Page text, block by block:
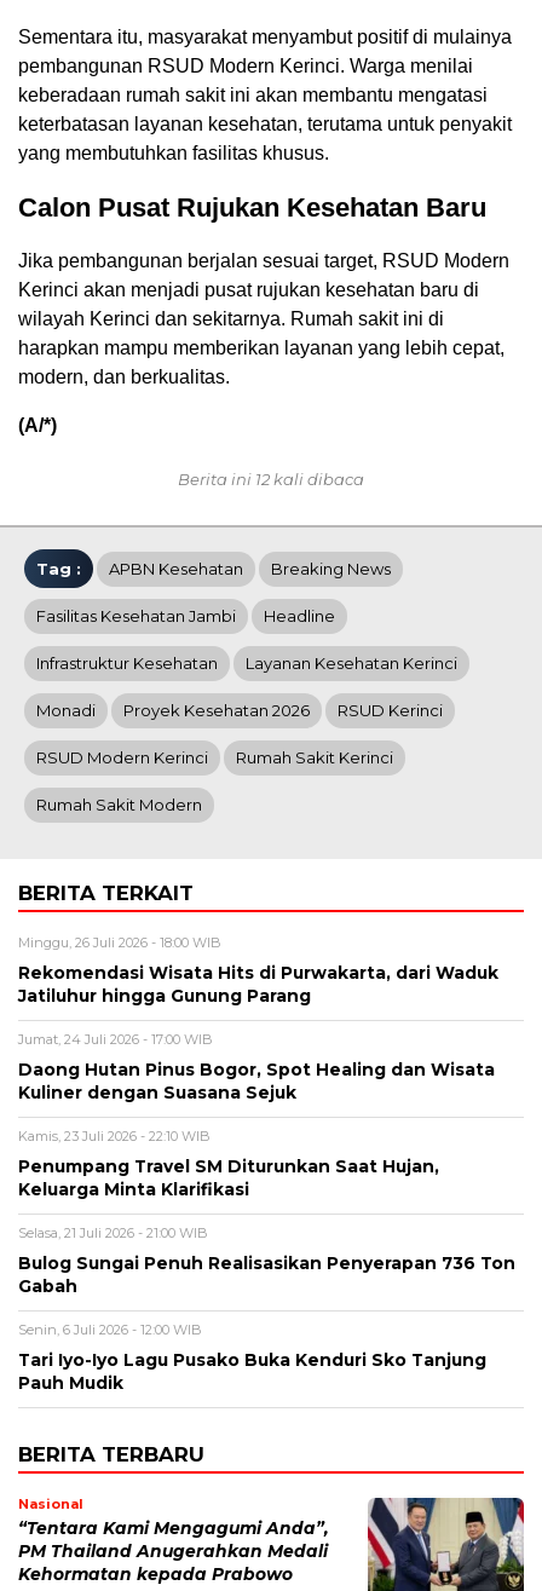
Sementara itu, masyarakat menyambut positif di mulainya
pembangunan RSUD Modern Kerinci. Warga menilai
keberadaan rumah sakit ini akan membantu mengatasi
keterbatasan layanan kesehatan, terutama untuk penyakit
yang membutuhkan fasilitas khusus.
Calon Pusat Rujukan Kesehatan Baru
Jika pembangunan berjalan sesuai target, RSUD Modern
Kerinci akan menjadi pusat rujukan kesehatan baru di
wilayah Kerinci dan sekitarnya. Rumah sakit ini di
harapkan mampu memberikan layanan yang lebih cepat,
modern, dan berkualitas.
(A/*)
Berita ini 12 kali dibaca
Tag : APBN Kesehatan Breaking News
Fasilitas Kesehatan Jambi Headline
Infrastruktur Kesehatan Layanan Kesehatan Kerinci
Monadi Proyek Kesehatan 2026 RSUD Kerinci
RSUD Modern Kerinci Rumah Sakit Kerinci
Rumah Sakit Modern
BERITA TERKAIT
Minggu, 26 Juli 2026 - 18:00 WIB
Rekomendasi Wisata Hits di Purwakarta, dari Waduk
Jatiluhur hingga Gunung Parang
Jumat, 24 Juli 2026 - 17:00 WIB
Daong Hutan Pinus Bogor, Spot Healing dan Wisata
Kuliner dengan Suasana Sejuk
Kamis, 23 Juli 2026 - 22:10 WIB
Penumpang Travel SM Diturunkan Saat Hujan,
Keluarga Minta Klarifikasi
Selasa, 21 Juli 2026 - 21:00 WIB
Bulog Sungai Penuh Realisasikan Penyerapan 736 Ton
Gabah
Senin, 6 Juli 2026 - 12:00 WIB
Tari Iyo-Iyo Lagu Pusako Buka Kenduri Sko Tanjung
Pauh Mudik
BERITA TERBARU
Nasional
“Tentara Kami Mengagumi Anda”,
PM Thailand Anugerahkan Medali
Kehormatan kepada Prabowo